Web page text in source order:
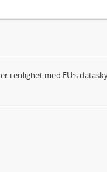
enlighet med EU:s